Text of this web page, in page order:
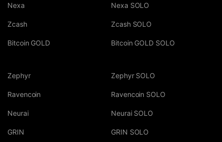
Nexa
Zcash
Bitcoin GOLD
Nexa SOLO
Zcash SOLO
Bitcoin GOLD SOLO
Zephyr
Ravencoin
Neurai
GRIN
Zephyr SOLO
Ravencoin SOLO
Neurai SOLO
GRIN SOLO